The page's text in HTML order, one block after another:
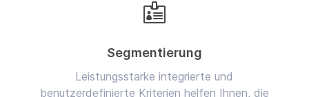

Segmentierung
Leistungsstarke integrierte und
benutzerdefinierte Kriterien helfen Ihnen, die